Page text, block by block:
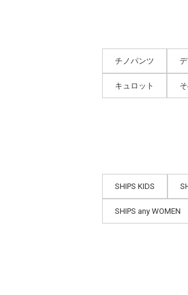
チノパンツ
キュロット
SHIPS KIDS
SHIPS any WOMEN